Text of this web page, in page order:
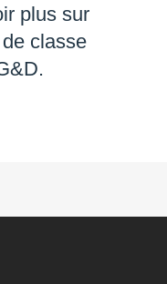
plus sur
classe